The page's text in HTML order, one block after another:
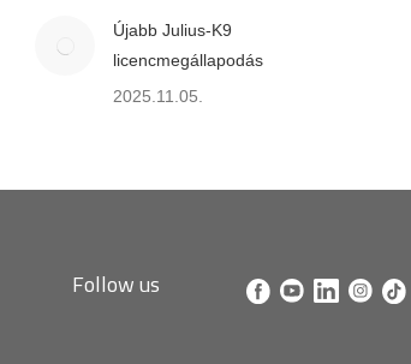
Újabb Julius-K9
licencmegállapodás
2025.11.05.
Follow us